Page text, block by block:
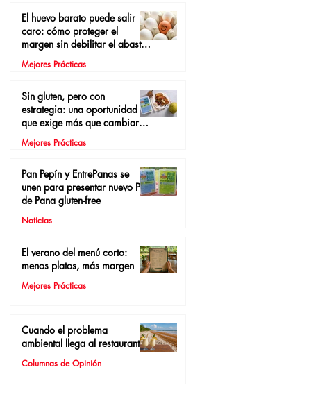
El huevo barato puede salir
caro: cómo proteger el
margen sin debilitar el abasto
local
Mejores Prácticas
Sin gluten, pero con
estrategia: una oportunidad
que exige más que cambiar el
pan
Mejores Prácticas
Pan Pepín y EntrePanas se
unen para presentar nuevo Pan
de Pana gluten-free
Noticias
El verano del menú corto:
menos platos, más margen
Mejores Prácticas
Cuando el problema
ambiental llega al restaurante
Columnas de Opinión